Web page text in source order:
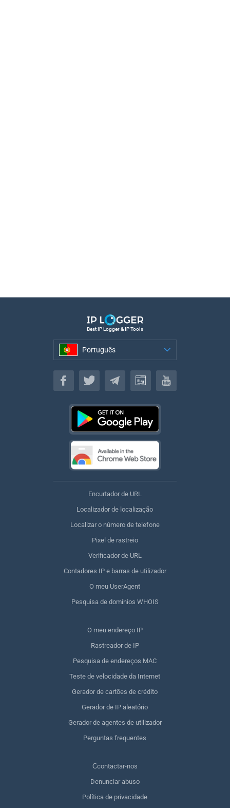
Best IP Logger & IP Tools
Português
Português
Encurtador de URL
Localizador de localização
Localizar o número de telefone
Pixel de rastreio
Verificador de URL
Contadores IP e barras de utilizador
O meu UserAgent
Pesquisa de domínios WHOIS
O meu endereço IP
Rastreador de IP
Pesquisa de endereços MAC
Teste de velocidade da Internet
Gerador de cartões de crédito
Gerador de IP aleatório
Gerador de agentes de utilizador
Perguntas frequentes
Сcontactar-nos
Denunciar abuso
Política de privacidade